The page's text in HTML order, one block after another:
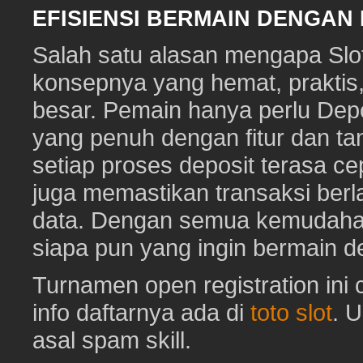
EFISIENSI BERMAIN
Salah satu alasan mengapa
konsepnya yang hemat,
besar. Pemain hanya perlu
yang penuh dengan fitur dan
setiap proses deposit terasa
juga memastikan transaksi
data. Dengan semua
siapa pun yang ingin bermain
Turnamen open registration ini
info daftarnya ada di toto slot.
asal spam skill.